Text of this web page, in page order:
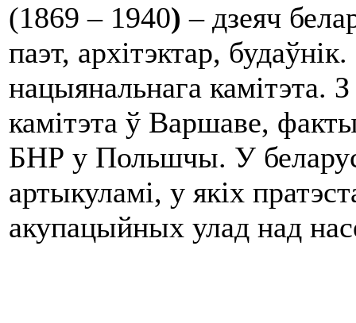
(1869 – 1940) – дзеяч
паэт, архітэктар,
нацыянальнага камітэта.
камітэта ў Варшаве,
БНР у Польшчы. У
артыкуламі, у якіх
акупацыйных улад над